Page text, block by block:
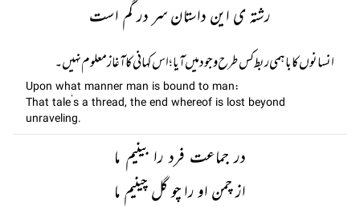
رشتہ ی این داستان سر در گم است
انسانوں کا باہمی ربط کس طرح وجود میں آیا ؛ اس کہانی کا آغاز معلوم نہیں۔
Upon what manner man is bound to man:
That tale’s a thread, the end whereof is lost beyond
unraveling.
در جماعت فرد را بینیم ما
از چمن او را چو گل چینیم ما